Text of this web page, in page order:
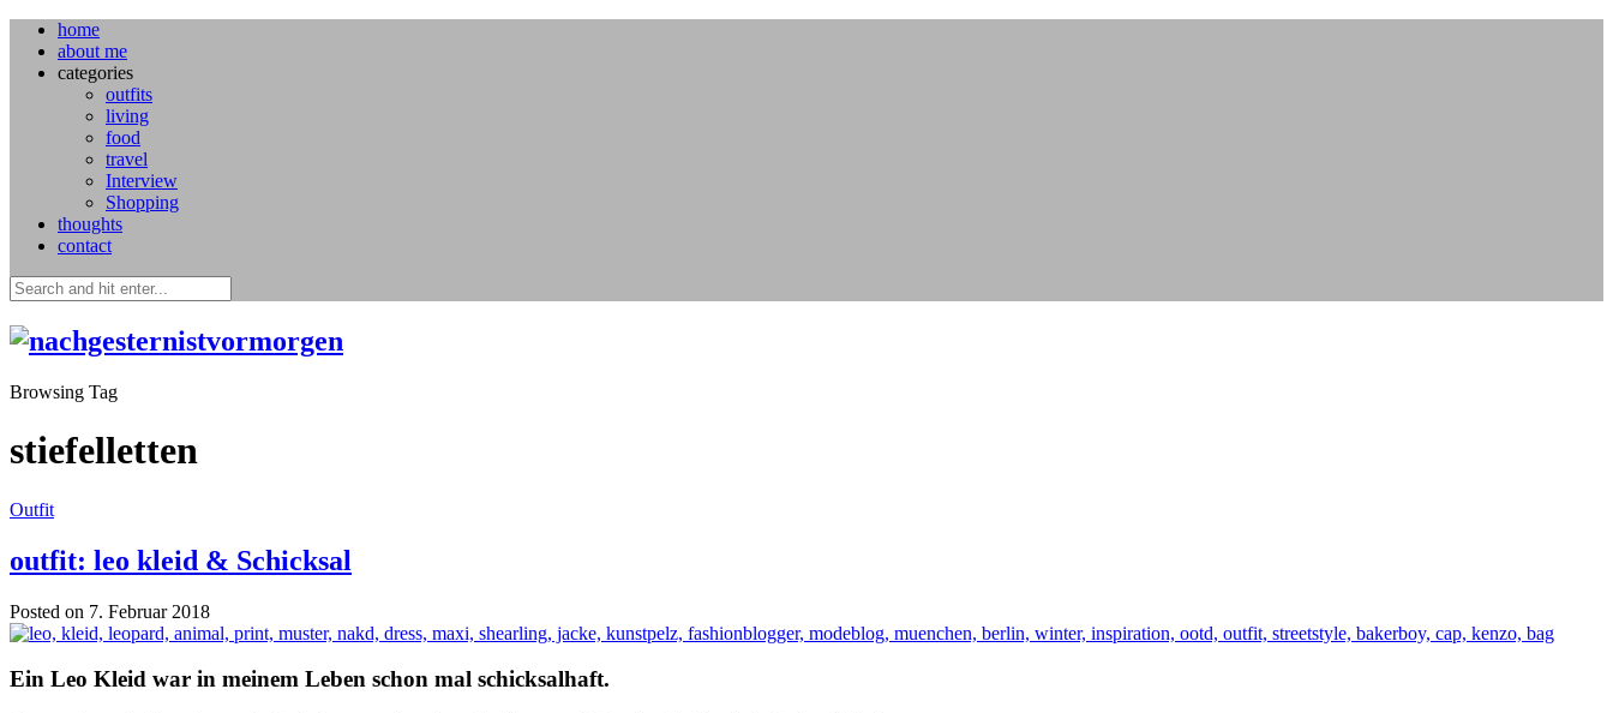
home
about me
categories
outfits
living
food
travel
Interview
Shopping
thoughts
contact
Browsing Tag
stiefelletten
Outfit
outfit: leo kleid & Schicksal
Posted on 7. Februar 2018
Ein Leo Kleid war in meinem Leben schon mal schicksalhaft.